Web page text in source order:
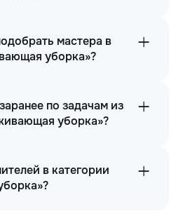
мастера в
уборка»?
по задачам из
уборка»?
в категории